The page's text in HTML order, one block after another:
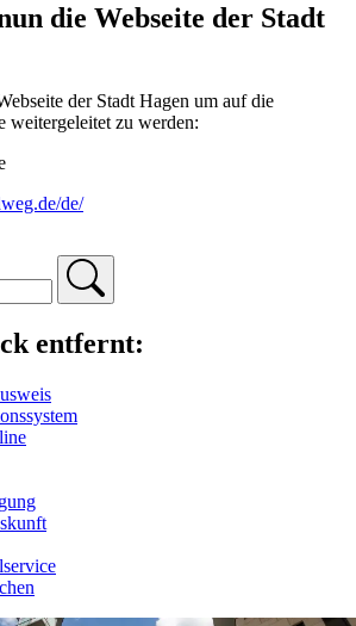
die Webseite der Stadt
der Stadt Hagen um auf die
weitergeleitet zu werden:
de/
entfernt: